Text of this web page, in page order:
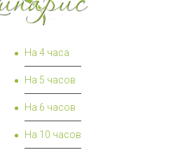
На 4 часа
На 5 часов
На 6 часов
На 10 часов